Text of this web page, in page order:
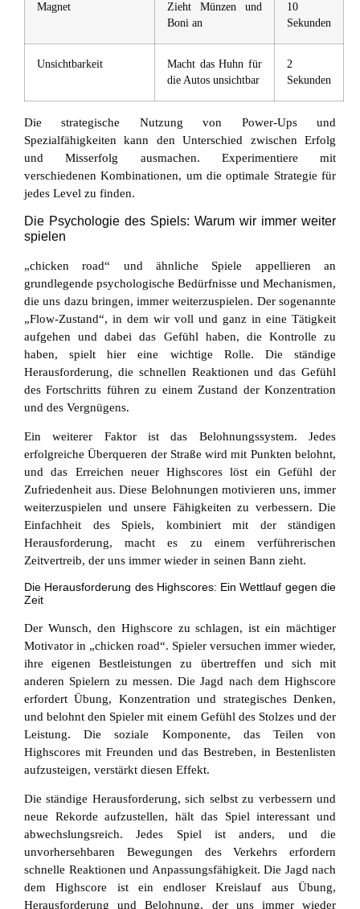
Magnet
Zieht Münzen und
Boni an
10
Sekunden
Unsichtbarkeit
Macht das Huhn für
die Autos unsichtbar
2
Sekunden
Die strategische Nutzung von Power-Ups und
Spezialfähigkeiten kann den Unterschied zwischen Erfolg
und Misserfolg ausmachen. Experimentiere mit
verschiedenen Kombinationen, um die optimale Strategie für
jedes Level zu finden.
Die Psychologie des Spiels: Warum wir immer weiter
spielen
„chicken road“ und ähnliche Spiele appellieren an
grundlegende psychologische Bedürfnisse und Mechanismen,
die uns dazu bringen, immer weiterzuspielen. Der sogenannte
„Flow-Zustand“, in dem wir voll und ganz in eine Tätigkeit
aufgehen und dabei das Gefühl haben, die Kontrolle zu
haben, spielt hier eine wichtige Rolle. Die ständige
Herausforderung, die schnellen Reaktionen und das Gefühl
des Fortschritts führen zu einem Zustand der Konzentration
und des Vergnügens.
Ein weiterer Faktor ist das Belohnungssystem. Jedes
erfolgreiche Überqueren der Straße wird mit Punkten belohnt,
und das Erreichen neuer Highscores löst ein Gefühl der
Zufriedenheit aus. Diese Belohnungen motivieren uns, immer
weiterzuspielen und unsere Fähigkeiten zu verbessern. Die
Einfachheit des Spiels, kombiniert mit der ständigen
Herausforderung, macht es zu einem verführerischen
Zeitvertreib, der uns immer wieder in seinen Bann zieht.
Die Herausforderung des Highscores: Ein Wettlauf gegen die
Zeit
Der Wunsch, den Highscore zu schlagen, ist ein mächtiger
Motivator in „chicken road“. Spieler versuchen immer wieder,
ihre eigenen Bestleistungen zu übertreffen und sich mit
anderen Spielern zu messen. Die Jagd nach dem Highscore
erfordert Übung, Konzentration und strategisches Denken,
und belohnt den Spieler mit einem Gefühl des Stolzes und der
Leistung. Die soziale Komponente, das Teilen von
Highscores mit Freunden und das Bestreben, in Bestenlisten
aufzusteigen, verstärkt diesen Effekt.
Die ständige Herausforderung, sich selbst zu verbessern und
neue Rekorde aufzustellen, hält das Spiel interessant und
abwechslungsreich. Jedes Spiel ist anders, und die
unvorhersehbaren Bewegungen des Verkehrs erfordern
schnelle Reaktionen und Anpassungsfähigkeit. Die Jagd nach
dem Highscore ist ein endloser Kreislauf aus Übung,
Herausforderung und Belohnung, der uns immer wieder